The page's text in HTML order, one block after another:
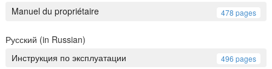
Manuel du propriétaire
478 pages
Русский (in Russian)
Инструкция по эксплуатации
496 pages